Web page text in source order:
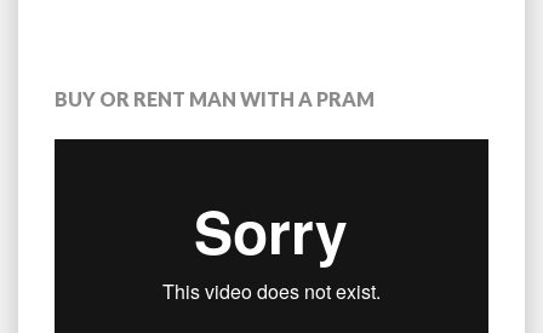
BUY OR RENT MAN WITH A PRAM